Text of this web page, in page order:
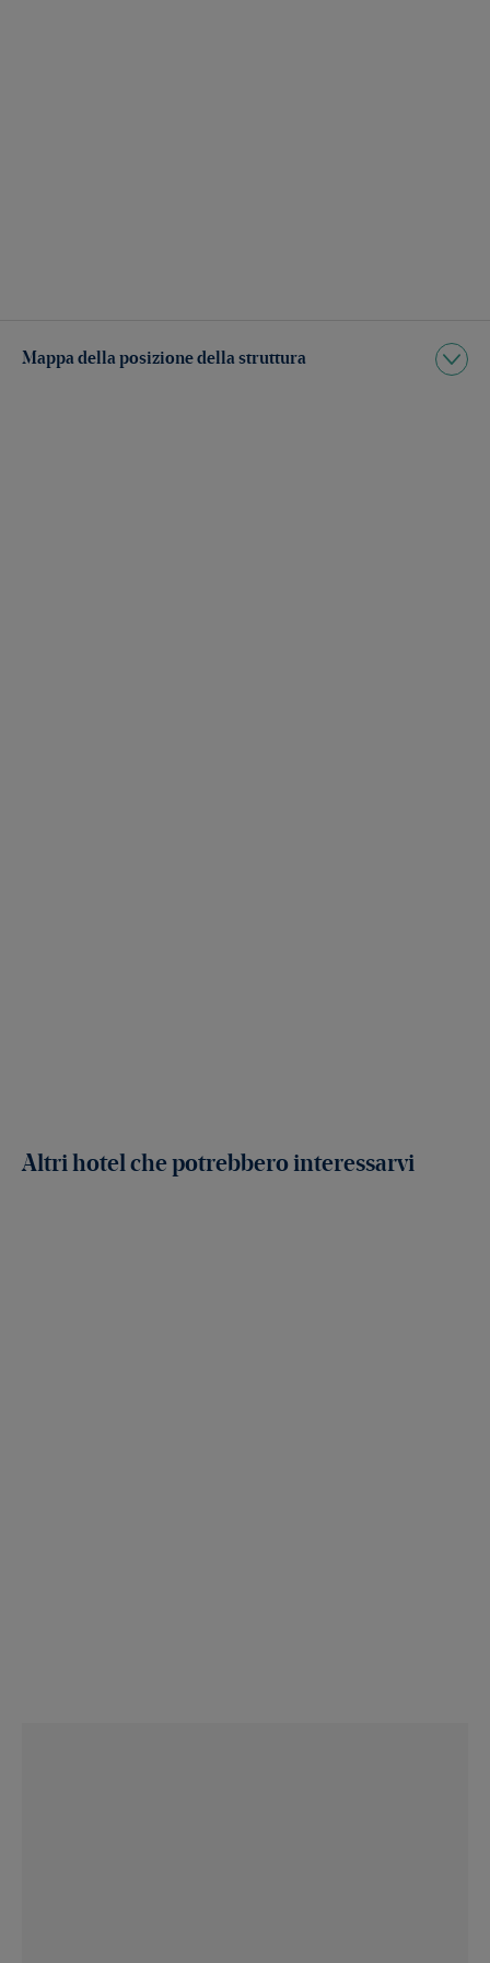
Mappa della posizione della struttura
Altri hotel che potrebbero interessarvi